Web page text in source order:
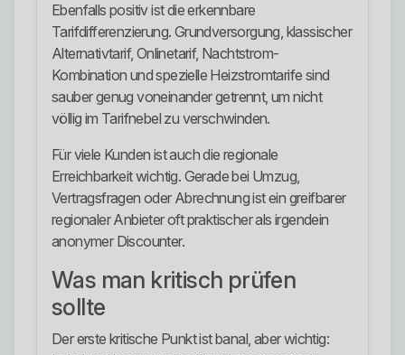
Ebenfalls positiv ist die erkennbare
Tarifdifferenzierung. Grundversorgung, klassischer
Alternativtarif, Onlinetarif, Nachtstrom-
Kombination und spezielle Heizstromtarife sind
sauber genug voneinander getrennt, um nicht
völlig im Tarifnebel zu verschwinden.
Für viele Kunden ist auch die regionale
Erreichbarkeit wichtig. Gerade bei Umzug,
Vertragsfragen oder Abrechnung ist ein greifbarer
regionaler Anbieter oft praktischer als irgendein
anonymer Discounter.
Was man kritisch prüfen
sollte
Der erste kritische Punkt ist banal, aber wichtig: